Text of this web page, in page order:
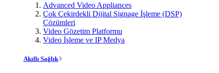
Advanced Video Appliances
Çok Çekirdekli Dijital Signage İşleme (DSP)
Çözümleri
Video Gözetim Platformu
Video İşleme ve IP Medya
Akıllı Sağlık